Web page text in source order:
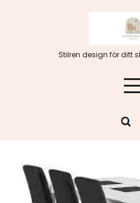
Stilren design för ditt